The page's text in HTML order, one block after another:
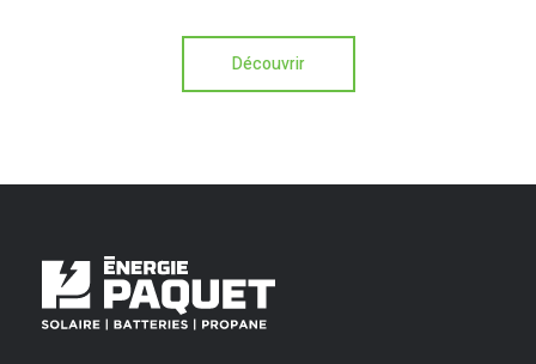
Découvrir